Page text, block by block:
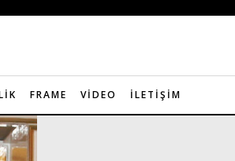
FRAME VIDEO İLETIŞIM